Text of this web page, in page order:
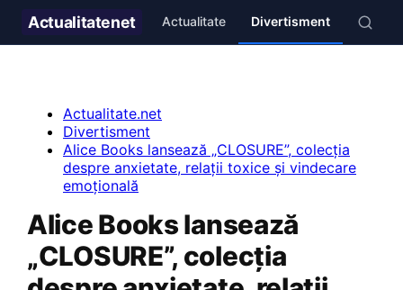
Actualitatenet Actualitate Divertisment Stil de
Actualitate.net
Divertisment
Alice Books lansează „CLOSURE”, colecția
despre anxietate, relații toxice și vindecare
emoțională
Alice Books lansează
„CLOSURE”, colecția